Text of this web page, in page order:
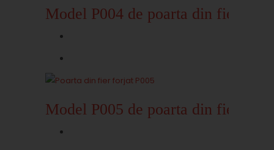
Model P004 de poarta din fier
Model P005 de poarta din fier